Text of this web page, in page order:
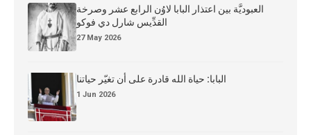
العبوديَّة بين اعتذار البابا لاوُن الرابع عشر وصرخة
القدِّيس شارل دي فوكو
27 May 2026
البابا: حياة الله قادرة على أن تغيّر حياتنا
1 Jun 2026